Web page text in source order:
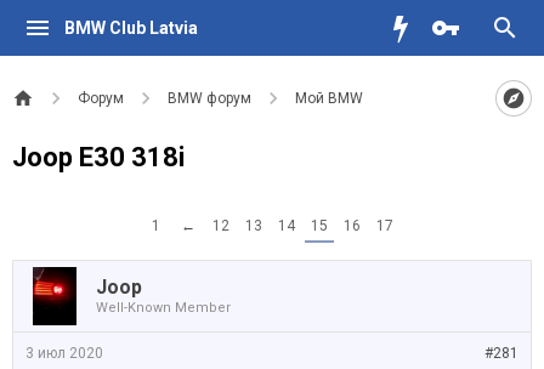
BMW Club Latvia
Форум BMW форум Мой BMW
Joop E30 318i
1 ← 12 13 14 15 16 17
Joop
Well-Known Member
#281
3 июл 2020